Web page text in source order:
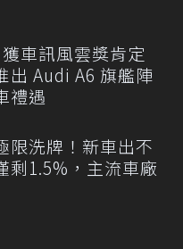
車訊風雲獎肯定
出 Audi A6 旗艦陣
禮遇
限洗牌！新車出不
剩1.5%，主流車廠